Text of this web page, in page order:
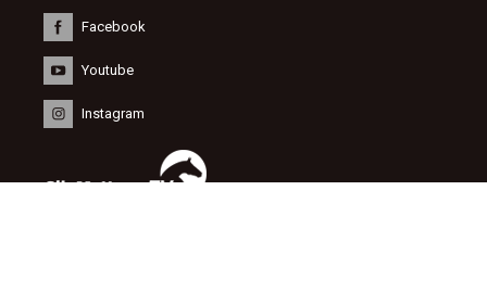
Facebook
Youtube
Instagram